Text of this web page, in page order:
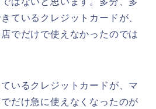
ているクレジットカードが、
でだけで使えなかったのでは
いるクレジットカードが、マ
だけ急に使えなくなったのが